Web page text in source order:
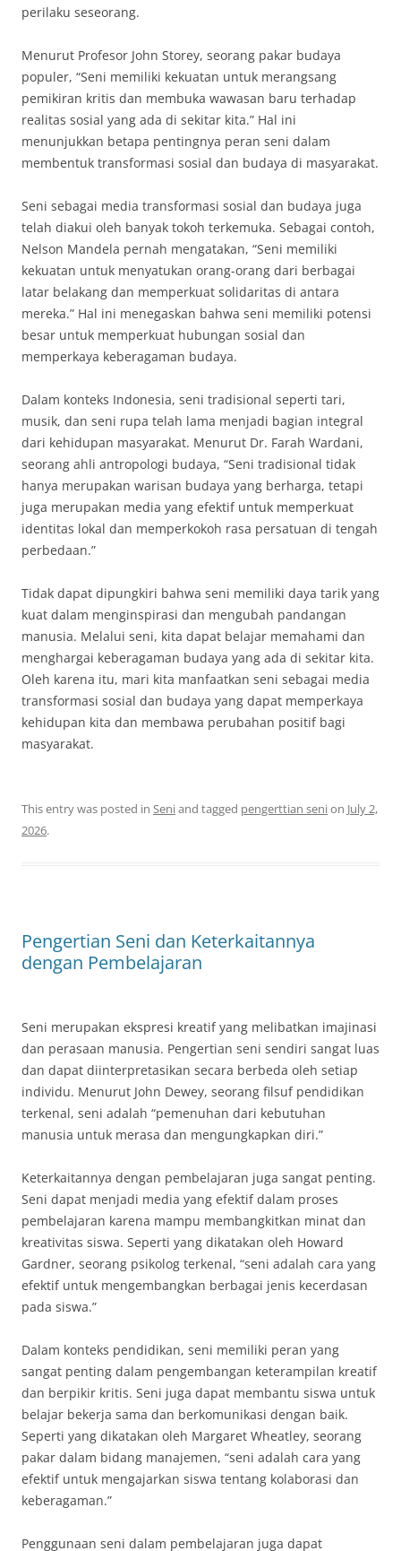
perilaku seseorang.
Menurut Profesor John Storey, seorang pakar budaya
populer, “Seni memiliki kekuatan untuk merangsang
pemikiran kritis dan membuka wawasan baru terhadap
realitas sosial yang ada di sekitar kita.” Hal ini
menunjukkan betapa pentingnya peran seni dalam
membentuk transformasi sosial dan budaya di masyarakat.
Seni sebagai media transformasi sosial dan budaya juga
telah diakui oleh banyak tokoh terkemuka. Sebagai contoh,
Nelson Mandela pernah mengatakan, “Seni memiliki
kekuatan untuk menyatukan orang-orang dari berbagai
latar belakang dan memperkuat solidaritas di antara
mereka.” Hal ini menegaskan bahwa seni memiliki potensi
besar untuk memperkuat hubungan sosial dan
memperkaya keberagaman budaya.
Dalam konteks Indonesia, seni tradisional seperti tari,
musik, dan seni rupa telah lama menjadi bagian integral
dari kehidupan masyarakat. Menurut Dr. Farah Wardani,
seorang ahli antropologi budaya, “Seni tradisional tidak
hanya merupakan warisan budaya yang berharga, tetapi
juga merupakan media yang efektif untuk memperkuat
identitas lokal dan memperkokoh rasa persatuan di tengah
perbedaan.”
Tidak dapat dipungkiri bahwa seni memiliki daya tarik yang
kuat dalam menginspirasi dan mengubah pandangan
manusia. Melalui seni, kita dapat belajar memahami dan
menghargai keberagaman budaya yang ada di sekitar kita.
Oleh karena itu, mari kita manfaatkan seni sebagai media
transformasi sosial dan budaya yang dapat memperkaya
kehidupan kita dan membawa perubahan positif bagi
masyarakat.
This entry was posted in Seniand tagged pengerttian senion July 2,
2026.
Pengertian Seni dan Keterkaitannya
dengan Pembelajaran
Seni merupakan ekspresi kreatif yang melibatkan imajinasi
dan perasaan manusia. Pengertian seni sendiri sangat luas
dan dapat diinterpretasikan secara berbeda oleh setiap
individu. Menurut John Dewey, seorang filsuf pendidikan
terkenal, seni adalah “pemenuhan dari kebutuhan
manusia untuk merasa dan mengungkapkan diri.”
Keterkaitannya dengan pembelajaran juga sangat penting.
Seni dapat menjadi media yang efektif dalam proses
pembelajaran karena mampu membangkitkan minat dan
kreativitas siswa. Seperti yang dikatakan oleh Howard
Gardner, seorang psikolog terkenal, “seni adalah cara yang
efektif untuk mengembangkan berbagai jenis kecerdasan
pada siswa.”
Dalam konteks pendidikan, seni memiliki peran yang
sangat penting dalam pengembangan keterampilan kreatif
dan berpikir kritis. Seni juga dapat membantu siswa untuk
belajar bekerja sama dan berkomunikasi dengan baik.
Seperti yang dikatakan oleh Margaret Wheatley, seorang
pakar dalam bidang manajemen, “seni adalah cara yang
efektif untuk mengajarkan siswa tentang kolaborasi dan
keberagaman.”
Penggunaan seni dalam pembelajaran juga dapat